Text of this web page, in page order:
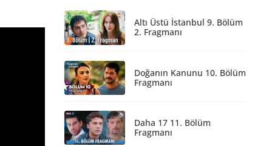
Altı Üstü İstanbul 9. Bölüm
2. Fragmanı
Doğanın Kanunu 10. Bölüm
Fragmanı
Daha 17 11. Bölüm
Fragmanı